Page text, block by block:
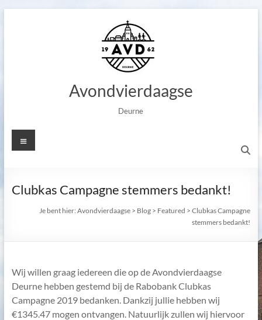
Avondvierdaagse
Deurne
Menu
Clubkas Campagne stemmers bedankt!
Je bent hier:Avondvierdaagse > Blog > Featured >Clubkas Campagne
stemmers bedankt!
Wij willen graag iedereen die op de Avondvierdaagse
Deurne hebben gestemd bij de Rabobank Clubkas
Campagne 2019 bedanken. Dankzij jullie hebben wij
€1345.47 mogen ontvangen. Natuurlijk zullen wij hiervoor